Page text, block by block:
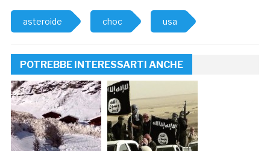
asteroide choc usa
POTREBBE INTERESSARTI ANCHE